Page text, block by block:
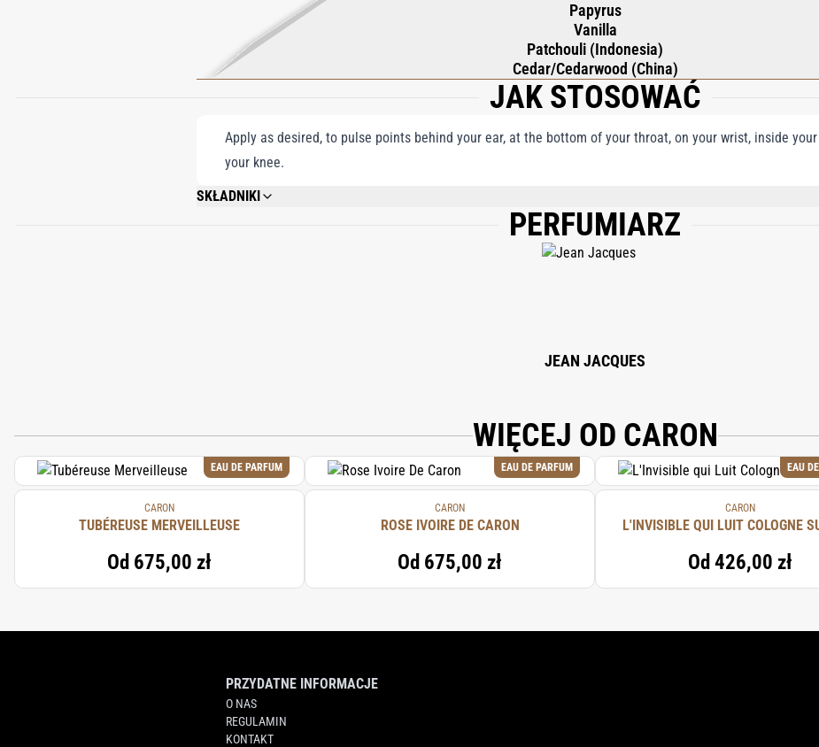
Papyrus
Vanilla
Patchouli (Indonesia)
Cedar/Cedarwood (China)
JAK STOSOWAĆ
Apply as desired, to pulse points behind your ear, at the bottom of your throat, on your wrist, inside
your knee.
SKŁADNIKI
ALCOHOL DENAT., FRAGRANCE/PARFUM, WATER/AQUA, ETHYLHEXYL METHOXYCINNAMATE, ETHYLHEXYL SALICYLATE,
METHOXYDIBENZOYLMETHANE, ALCOHOL, TRIS (TETRAMETHYLHYDROXYPIPERIDINOL) CITRATE, CI 17200, CI 15985, CI
PERFUMIARZ
JEAN JACQUES
WIĘCEJ OD CARON
EAU DE PARFUM
CARON
TUBÉREUSE MERVEILLEUSE
Od 675,00 zł
EAU DE PARFUM
CARON
ROSE IVOIRE DE CARON
Od 675,00 zł
EAU
CARON
L'INVISIBLE QUI LUIT COLOGNE
Od 426,00 zł
PRZYDATNE INFORMACJE
O NAS
REGULAMIN
KONTAKT